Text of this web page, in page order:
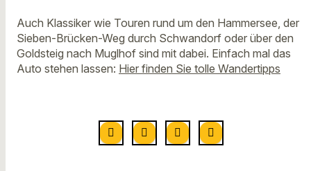
Auch Klassiker wie Touren rund um den Hammersee, der
Sieben-Brücken-Weg durch Schwandorf oder über den
Goldsteig nach Muglhof sind mit dabei. Einfach mal das
Auto stehen lassen: Hier finden Sie tolle Wandertipps